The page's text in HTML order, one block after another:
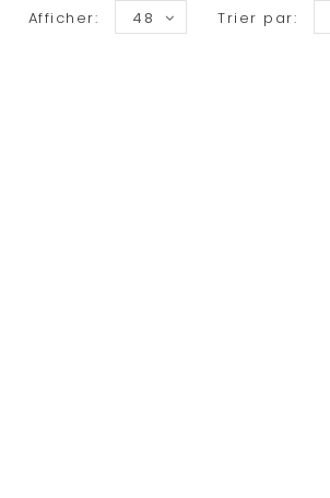
Trier par:
Afficher: 48